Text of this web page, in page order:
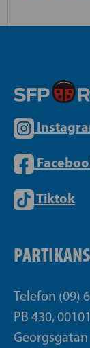
Tiktok
Telefon (09)
PB 430,